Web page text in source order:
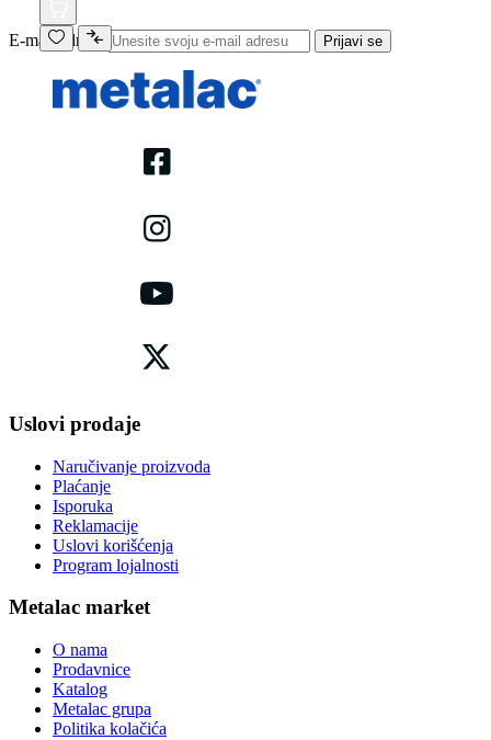
E-mail adresa Prijavi se
Uslovi prodaje
Naručivanje proizvoda
Plaćanje
Isporuka
Reklamacije
Uslovi korišćenja
Program lojalnosti
Metalac market
O nama
Prodavnice
Katalog
Metalac grupa
Politika kolačića